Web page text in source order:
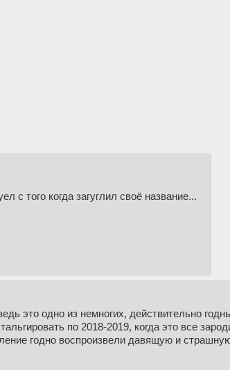
с того когда загуглил своё название...
это одно из немногих, действительно
по 2018-2019, когда это все
годно воспроизвели давящую и